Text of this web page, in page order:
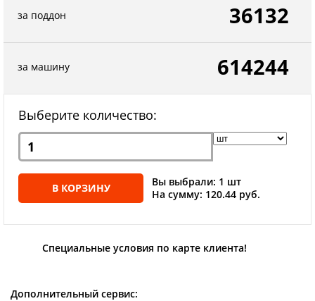
за поддон 36132
за машину 614244
Выберите количество:
В КОРЗИНУ
Вы выбрали: 1 шт
На сумму: 120.44 руб.
Специальные условия по карте клиента!
Дополнительный сервис: